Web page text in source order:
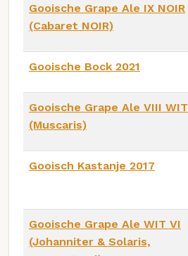
Gooische Grape Ale IX NOIR
(Cabaret NOIR)
Gooische Bock 2021
Gooische Grape Ale VIII WIT
(Muscaris)
Gooisch Kastanje 2017
Gooische Grape Ale WIT VI
(Johanniter & Solaris,